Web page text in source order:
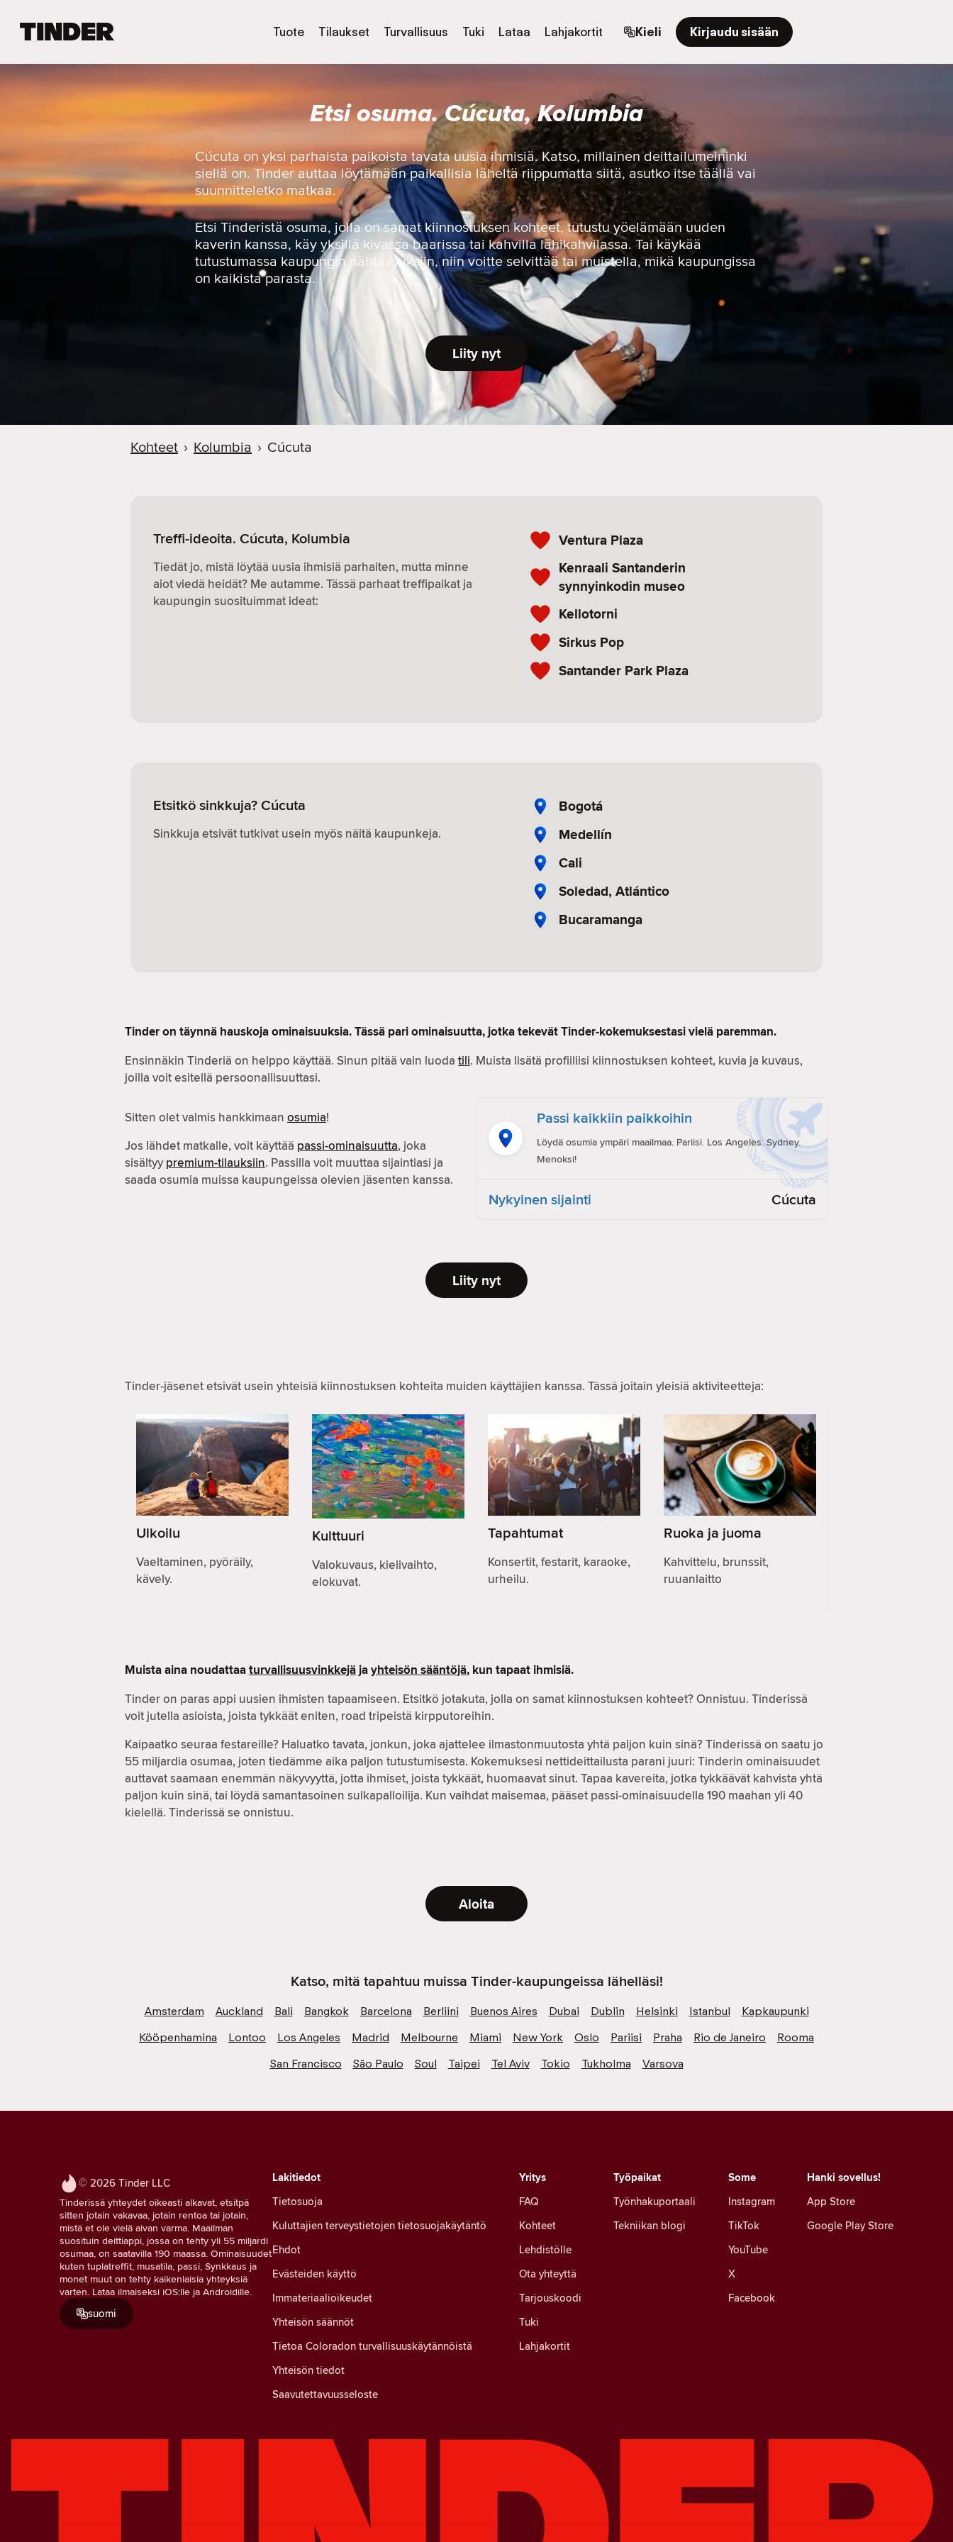
e
o
i
t
Tuote Tilaukset Turvallisuus Tuki Lataa Lahjakortit Kieli Kirjaudu sisään
Etsi osuma. Cúcuta, Kolumbia
Cúcuta on yksi parhaista paikoista tavata uusia ihmisiä. Katso, millainen deittailumeininki
siellä on. Tinder auttaa löytämään paikallisia läheltä riippumatta siitä, asutko itse täällä vai
suunnitteletko matkaa.
Etsi Tinderistä osuma, jolla on samat kiinnostuksen kohteet, tutustu yöelämään uuden
kaverin kanssa, käy yksillä kivassa baarissa tai kahvilla lähikahvilassa. Tai käykää
tutustumassa kaupungin nähtävyyksiin, niin voitte selvittää tai muistella, mikä kaupungissa
on kaikista parasta.
Liity nyt
Kohteet › Kolumbia › Cúcuta
Treffi-ideoita. Cúcuta, Kolumbia
Tiedät jo, mistä löytää uusia ihmisiä parhaiten, mutta minne
aiot viedä heidät? Me autamme. Tässä parhaat treffipaikat ja
kaupungin suosituimmat ideat:
Ventura Plaza
Kenraali Santanderin
synnyinkodin museo
Kellotorni
Sirkus Pop
Santander Park Plaza
Etsitkö sinkkuja? Cúcuta
Sinkkuja etsivät tutkivat usein myös näitä kaupunkeja.
Bogotá
Medellín
Cali
Soledad, Atlántico
Bucaramanga
Tinder on täynnä hauskoja ominaisuuksia. Tässä pari ominaisuutta, jotka tekevät Tinder-kokemuksestasi vielä paremman.
Ensinnäkin Tinderiä on helppo käyttää. Sinun pitää vain luoda tili. Muista lisätä profiiliisi kiinnostuksen kohteet, kuvia ja kuvaus,
joilla voit esitellä persoonallisuuttasi.
Sitten olet valmis hankkimaan osumia!
Jos lähdet matkalle, voit käyttää passi-ominaisuutta, joka
sisältyypremium-tilauksiin. Passilla voit muuttaa sijaintiasi ja
saada osumia muissa kaupungeissa olevien jäsenten kanssa.
Passi kaikkiin paikkoihin
Löydä osumia ympäri maailmaa. Pariisi. Los Angeles. Sydney.
Menoksi!
Nykyinen sijainti Cúcuta
Liity nyt
Tinder-jäsenet etsivät usein yhteisiä kiinnostuksen kohteita muiden käyttäjien kanssa. Tässä joitain yleisiä aktiviteetteja:
Ulkoilu
Vaeltaminen, pyöräily,
kävely.
Kulttuuri
Valokuvaus, kielivaihto,
elokuvat.
Tapahtumat
Konsertit, festarit, karaoke,
urheilu.
Ruoka ja juoma
Kahvittelu, brunssit,
ruuanlaitto
Muista aina noudattaaturvallisuusvinkkejäjayhteisön sääntöjä, kun tapaat ihmisiä.
Tinder on paras appi uusien ihmisten tapaamiseen. Etsitkö jotakuta, jolla on samat kiinnostuksen kohteet? Onnistuu. Tinderissä
voit jutella asioista, joista tykkäät eniten, road tripeistä kirpputoreihin.
Kaipaatko seuraa festareille? Haluatko tavata, jonkun, joka ajattelee ilmastonmuutosta yhtä paljon kuin sinä? Tinderissä on saatu jo
55 miljardia osumaa, joten tiedämme aika paljon tutustumisesta. Kokemuksesi nettideittailusta parani juuri: Tinderin ominaisuudet
auttavat saamaan enemmän näkyvyyttä, jotta ihmiset, joista tykkäät, huomaavat sinut. Tapaa kavereita, jotka tykkäävät kahvista yhtä
paljon kuin sinä, tai löydä samantasoinen sulkapalloilija. Kun vaihdat maisemaa, pääset passi-ominaisuudella 190 maahan yli 40
kielellä. Tinderissä se onnistuu.
Aloita
Katso, mitä tapahtuu muissa Tinder-kaupungeissa lähelläsi!
Amsterdam Auckland Bali Bangkok Barcelona Berliini Buenos Aires Dubai Dublin Helsinki Istanbul
Kapkaupunki
Kööpenhamina
Lontoo Los Angeles Madrid Melbourne Miami New York Oslo Pariisi Praha Rio de Janeiro
Rooma
San Francisco
São Paulo Soul Taipei Tel Aviv Tokio Tukholma Varsova
© 2026 Tinder LLC
Tinderissä yhteydet oikeasti alkavat, etsitpä
sitten jotain vakavaa, jotain rentoa tai jotain,
mistä et ole vielä aivan varma. Maailman
suosituin deittiappi, jossa on tehty yli 55 miljardi
osumaa, on saatavilla 190 maassa. Ominaisuudet
kuten tuplatreffit, musatila, passi, Synkkaus ja
monet muut on tehty kaikenlaisia yhteyksiä
varten. Lataa ilmaiseksi iOS:lle ja Androidille.
suomi
Some
Instagram
TikTok
YouTube
X
Facebook
Lakitiedot
Tietosuoja
Kuluttajien terveystietojen tietosuojakäytäntö
Ehdot
Evästeiden käyttö
Immateriaalioikeudet
Yhteisön säännöt
Tietoa Coloradon turvallisuuskäytännöistä
Yhteisön tiedot
Saavutettavuusseloste
Työpaikat
Työnhakuportaali
Tekniikan blogi
Yritys
FAQ
Kohteet
Lehdistölle
Ota yhteyttä
Tarjouskoodi
Tuki
Lahjakortit
Hanki sovellus!
App Store
Google Play Store